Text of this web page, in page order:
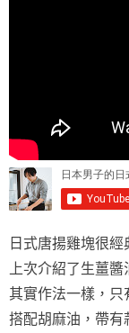
日式唐揚雞塊很
上次介紹了生薑
其實作法一樣，只
搭配胡麻油，帶有